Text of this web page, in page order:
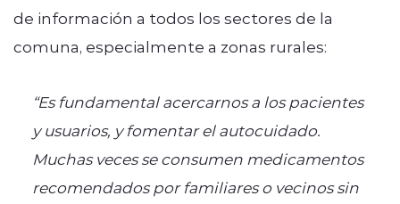
de información a todos los sectores de la
comuna, especialmente a zonas rurales:
“Es fundamental acercarnos a los pacientes
y usuarios, y fomentar el autocuidado.
Muchas veces se consumen medicamentos
recomendados por familiares o vecinos sin